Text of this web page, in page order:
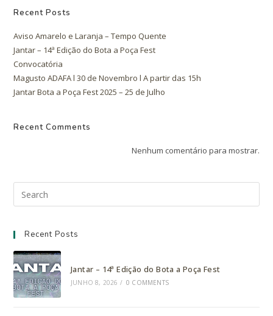
Recent Posts
Aviso Amarelo e Laranja – Tempo Quente
Jantar – 14ª Edição do Bota a Poça Fest
Convocatória
Magusto ADAFA l 30 de Novembro l A partir das 15h
Jantar Bota a Poça Fest 2025 – 25 de Julho
Recent Comments
Nenhum comentário para mostrar.
Recent Posts
Jantar – 14ª Edição do Bota a Poça Fest
JUNHO 8, 2026 / 0 COMMENTS